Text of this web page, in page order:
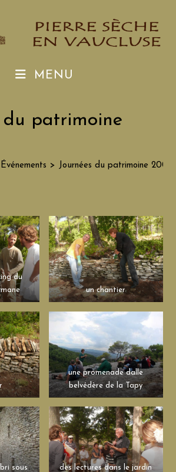
MENU
du patrimoine
> Journées du patrimoine 2009
du
un chantier
une promenade dalle
belvédère de la Tapy
sous
des lectures dans le jardin